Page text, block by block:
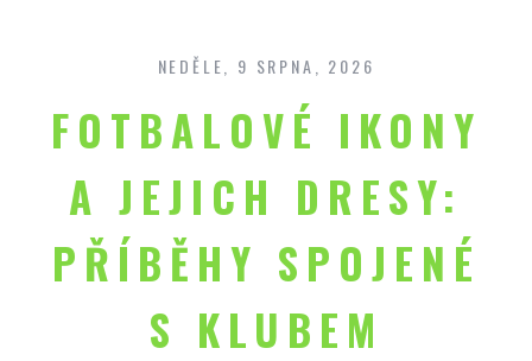
content
NEDĚLE, 9 SRPNA, 2026
FOTBALOVÉ IKONY
A JEJICH DRESY:
PŘÍBĚHY SPOJENÉ
S KLUBEM